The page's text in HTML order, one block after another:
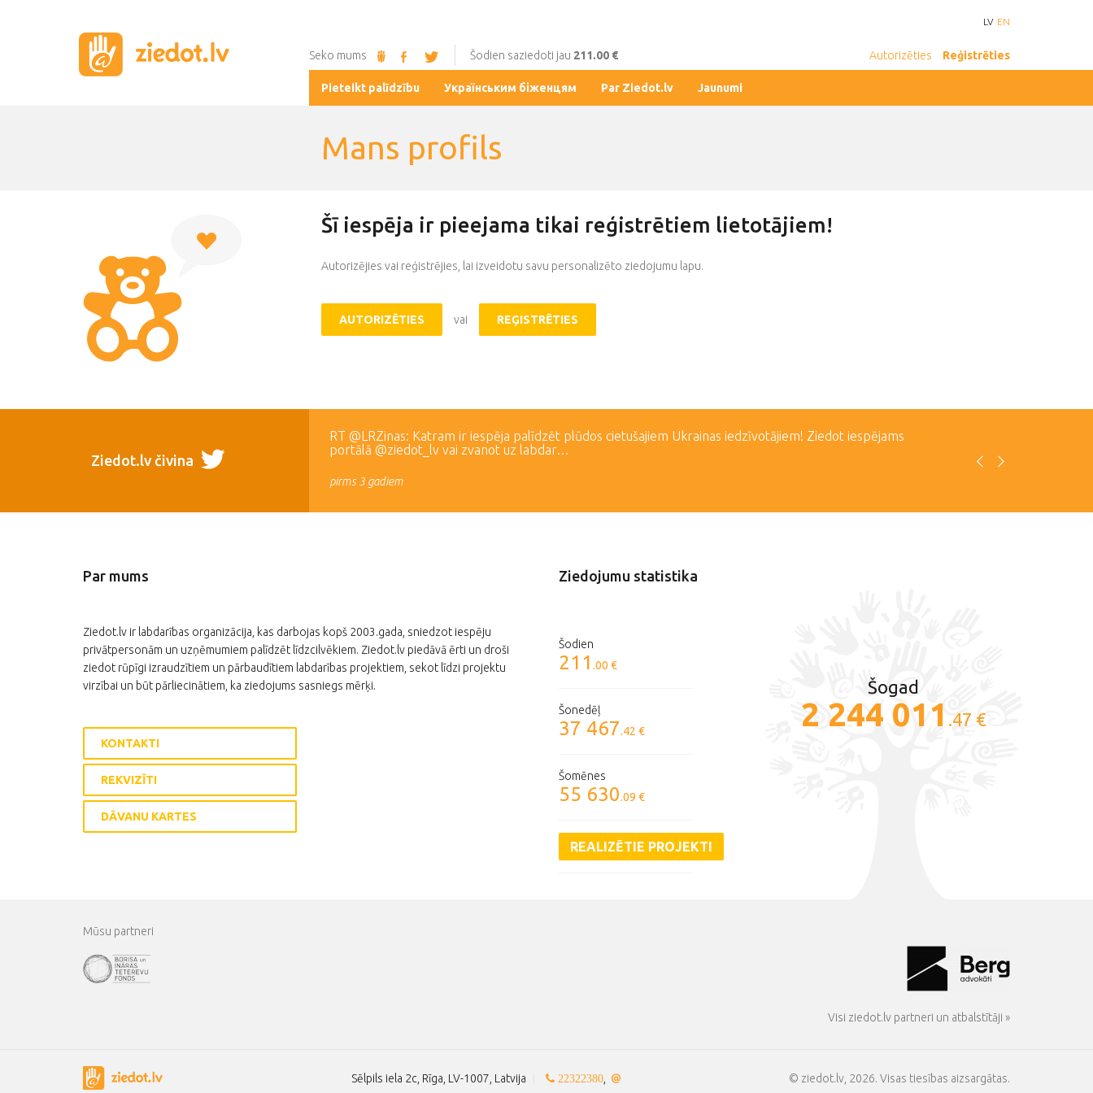
LV EN
Seko mums Šodien saziedoti jau 211.00 € Autorizēties Reģistrēties
Pieteikt palīdzību Українським біженцям Par Ziedot.lv Jaunumi
Mans profils
Šī iespēja ir pieejama tikai reģistrētiem lietotājiem!
Autorizējies vai reģistrējies, lai izveidotu savu personalizēto ziedojumu lapu.
AUTORIZĒTIES vai REĢISTRĒTIES
Ziedot.lv čivina
RT @LRZinas: Katram ir iespēja palīdzēt plūdos cietušajiem Ukrainas iedzīvotājiem! Ziedot iespējams
portālā @ziedot_lv vai zvanot uz labdar…
pirms 3 gadiem
Par mums
Ziedot.lv ir labdarības organizācija, kas darbojas kopš 2003.gada, sniedzot iespēju
privātpersonām un uzņēmumiem palīdzēt līdzcilvēkiem. Ziedot.lv piedāvā ērti un droši
ziedot rūpīgi izraudzītiem un pārbaudītiem labdarības projektiem, sekot līdzi projektu
virzībai un būt pārliecinātiem, ka ziedojums sasniegs mērķi.
KONTAKTI
REKVIZĪTI
DĀVANU KARTES
Ziedojumu statistika
Šodien
211 .00 €
Šonedēļ
37 467.42 €
Šomēnes
55 630.09 €
REALIZĒTIE PROJEKTI
Šogad
2 244 011 .47 €
Mūsu partneri
Visi ziedot.lv partneri un atbalstītāji »
Sēlpils iela 2c, Rīga, LV-1007, Latvija 22322380 © ziedot.lv, 2026. Visas tiesības aizsargātas.